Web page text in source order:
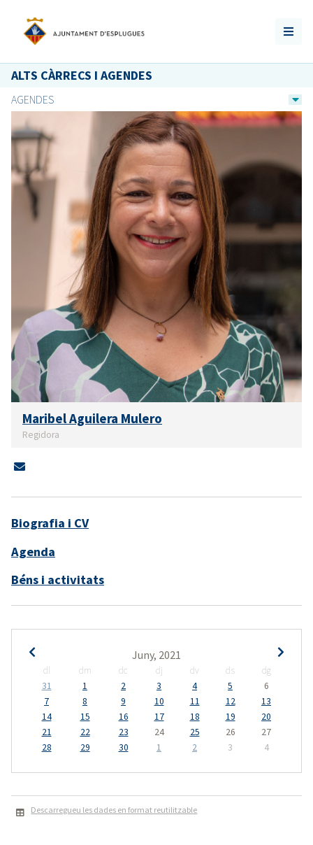
ALTS CÀRRECS I AGENDES
AGENDES
Maribel Aguilera Mulero
Regidora
Biografia i CV
Agenda
Béns i activitats
Juny, 2021
dl dm dc dj dv ds
dg
31
1 2 3 4 5
6
7
8 9 10 11 12
13
14
15 16 17 18 19
20
21
22 23 24 25 26
27
28
29 30 1 2 3 4
Descarregueu les dades en format reutilitzable